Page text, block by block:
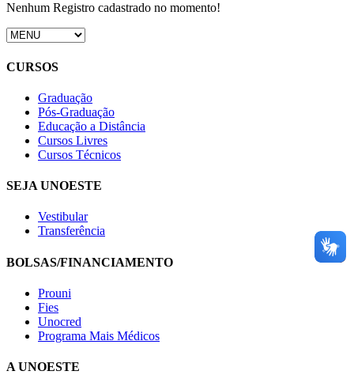
Nenhum Registro cadastrado no momento!
CURSOS
Graduação
Pós-Graduação
Educação a Distância
Cursos Livres
Cursos Técnicos
SEJA UNOESTE
Vestibular
Transferência
BOLSAS/FINANCIAMENTO
Prouni
Fies
Unocred
Programa Mais Médicos
A UNOESTE